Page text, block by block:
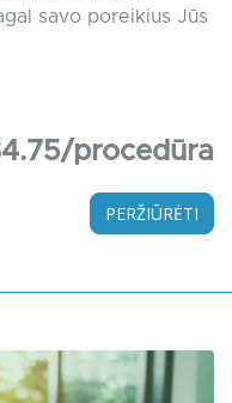
savo poreikius Jūs
procedūra
PERŽIŪRĖTI